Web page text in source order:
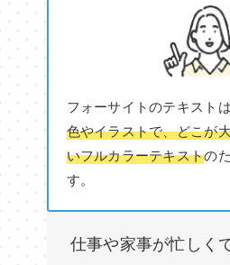
フォーサイトのテキスト
色やイラストで、どこが
いフルカラーテキストの
す。
仕事や家事が忙しく